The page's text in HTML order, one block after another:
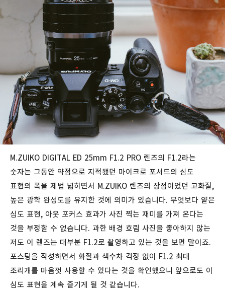
M.ZUIKO DIGITAL ED 25mm F1.2 PRO 렌즈의 F1.2라는
숫자는 그동안 약점으로 지적됐던 마이크로 포서드의 심도
표현의 폭을 제법 넓히면서 M.ZUIKO 렌즈의 장점이었던 고화질,
높은 광학 완성도를 유지한 것에 의미가 있습니다. 무엇보다 얕은
심도 표현, 아웃 포커스 효과가 사진 찍는 재미를 가져 온다는
것을 부정할 수 없습니다. 과한 배경 흐림 사진을 좋아하지 않는
저도 이 렌즈는 대부분 F1.2로 촬영하고 있는 것을 보면 말이죠.
포스팅을 작성하면서 화질과 색수차 걱정 없이 F1.2 최대
조리개를 마음껏 사용할 수 있다는 것을 확인했으니 앞으로도 이
심도 표현을 계속 즐기게 될 것 같습니다.